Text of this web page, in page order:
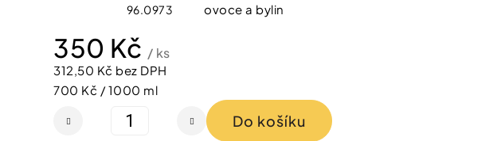
96.0973
ovoce a bylin
350 Kč / ks
312,50 Kč bez DPH
Měrná
700 Kč / 1000 ml
Do košíku